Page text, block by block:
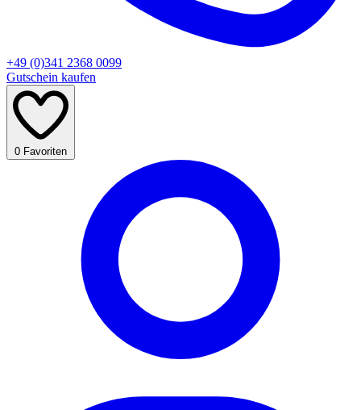
+49 (0)341 2368 0099
Gutschein kaufen
0 Favoriten